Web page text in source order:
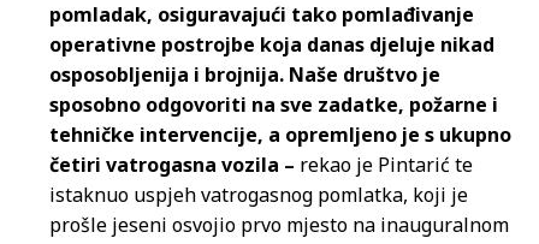
pomladak, osiguravajući tako pomlađivanje
operativne postrojbe koja danas djeluje nikad
osposobljenija i brojnija. Naše društvo je
sposobno odgovoriti na sve zadatke, požarne i
tehničke intervencije, a opremljeno je s ukupno
četiri vatrogasna vozila – rekao je Pintarić te
istaknuo uspjeh vatrogasnog pomlatka, koji je
prošle jeseni osvojio prvo mjesto na inauguralnom